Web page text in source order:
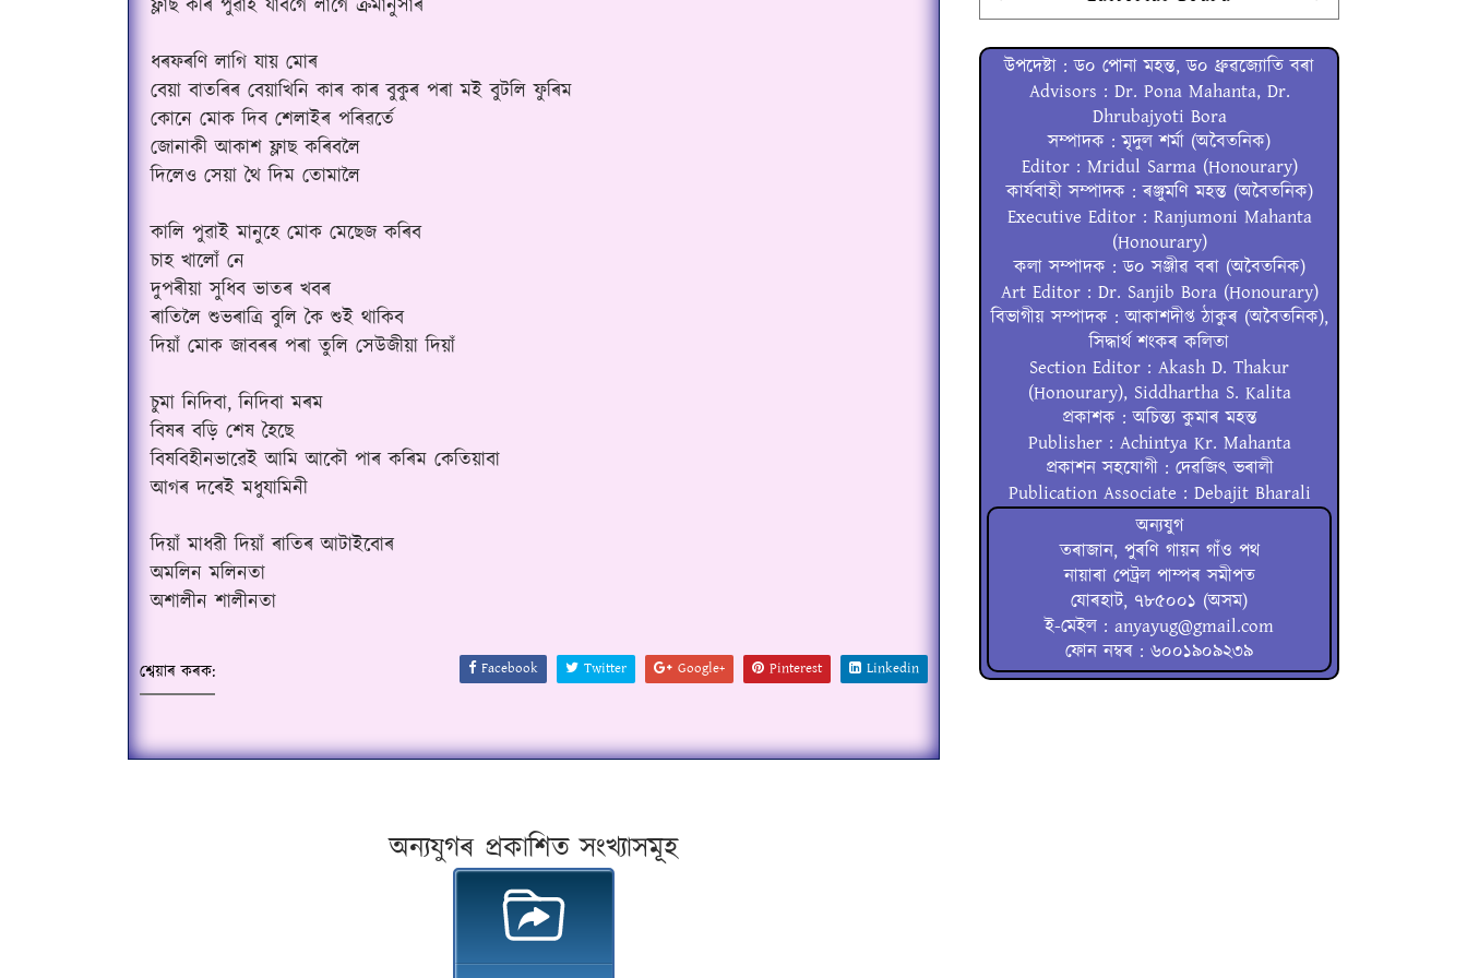
ফ্লাছ কৰি পুৱাই যাবগৈ লাগে ক্ৰমানুসাৰ
ধৰফৰণি লাগি যায় মোৰ
বেয়া বাতৰিৰ বেয়াখিনি কাৰ কাৰ বুকুৰ পৰা মই বুটলি ফুৰিম
কোনে মোক দিব শেলাইৰ পৰিৱৰ্তে
জোনাকী আকাশ ফ্লাছ কৰিবলৈ
দিলেও সেয়া থৈ দিম তোমালৈ
কালি পুৱাই মানুহে মোক মেছেজ কৰিব
চাহ খালোঁ নে
দুপৰীয়া সুধিব ভাতৰ খবৰ
ৰাতিলৈ শুভৰাত্ৰি বুলি কৈ শুই থাকিব
দিয়াঁ মোক জাবৰৰ পৰা তুলি সেউজীয়া দিয়াঁ
চুমা নিদিবা, নিদিবা মৰম
বিষৰ বড়ি শেষ হৈছে
বিষবিহীনভাৱেই আমি আকৌ পাৰ কৰিম কেতিয়াবা
আগৰ দৰেই মধুযামিনী
দিয়াঁ মাধৱী দিয়াঁ ৰাতিৰ আটাইবোৰ
অমলিন মলিনতা
অশালীন শালীনতা
শ্বেয়াৰ কৰক: Facebook Twitter Google+ Pinterest Linkedin
অন্যযুগৰ প্ৰকাশিত সংখ্যাসমূহ
উপদেষ্টা : ড০ পোনা মহন্ত, ড০ ধ্ৰুৱজ্যোতি বৰা
Advisors : Dr. Pona Mahanta, Dr.
Dhrubajyoti Bora
সম্পাদক : মৃদুল শৰ্মা (অবৈতনিক)
Editor : Mridul Sarma (Honourary)
কাৰ্যবাহী সম্পাদক : ৰঞ্জুমণি মহন্ত (অবৈতনিক)
Executive Editor : Ranjumoni Mahanta
(Honourary)
কলা সম্পাদক : ড০ সঞ্জীৱ বৰা (অবৈতনিক)
Art Editor : Dr. Sanjib Bora (Honourary)
বিভাগীয় সম্পাদক : আকাশদীপ্ত ঠাকুৰ (অবৈতনিক),
সিদ্ধাৰ্থ শংকৰ কলিতা
Section Editor : Akash D. Thakur
(Honourary), Siddhartha S. Kalita
প্ৰকাশক : অচিন্ত্য কুমাৰ মহন্ত
Publisher : Achintya Kr. Mahanta
প্ৰকাশন সহযোগী : দেৱজিৎ ভৰালী
Publication Associate : Debajit Bharali
অন্যযুগ
তৰাজান, পুৰণি গায়ন গাঁও পথ
নায়াৰা পেট্ৰল পাম্পৰ সমীপত
যোৰহাট, ৭৮৫০০১ (অসম)
ই-মেইল : anyayug@gmail.com
ফোন নম্বৰ : ৬০০১৯০৯২৩৯